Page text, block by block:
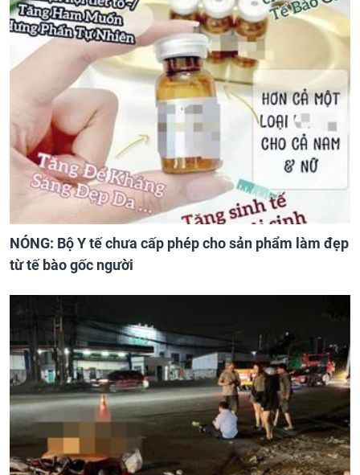
NÓNG: Bộ Y tế chưa cấp phép cho sản phẩm làm đẹp
từ tế bào gốc người